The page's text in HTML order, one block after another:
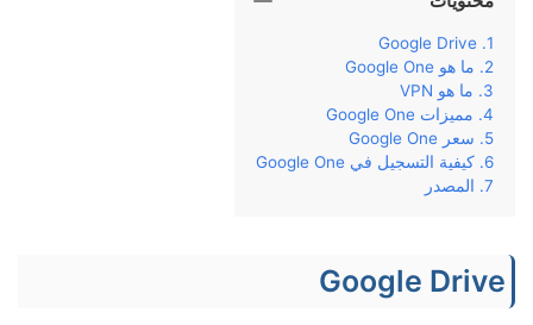
Google Drive
ما هو Google One
ما هو VPN
مميزات Google One
سعر Google One
كيفية التسجيل في Google One
المصدر
Google Drive